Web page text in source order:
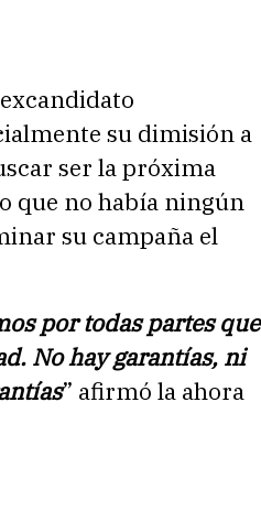
su dimisión a
ser la próxima
que no había ningún
su campaña el
por todas partes que
No hay garantías, ni
” afirmó la ahora